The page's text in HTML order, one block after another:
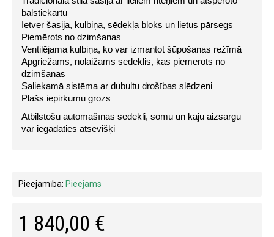
balstiekārtu
Ietver šasija, kulbiņa, sēdekļa bloks un lietus pārsegs
Piemērots no dzimšanas
Ventilējama kulbiņa, ko var izmantot šūpošanas režīmā
Apgriežams, nolaižams sēdeklis, kas piemērots no
dzimšanas
Saliekamā sistēma ar dubultu drošības slēdzeni
Plašs iepirkumu grozs
Atbilstošu automašīnas sēdekli, somu un kāju aizsargu
var iegādāties atsevišķi
Pieejamība: Pieejams
1 840,00 €